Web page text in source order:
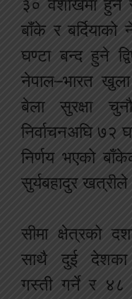
३० वैशाखमा हुने
बाँके र बर्दियाको
घण्टा बन्द हुने
नेपाल–भारत खुला
बेला सुरक्षा
निर्वाचनअघि ७२
निर्णय भएको
सुर्यबहादुर खत्रीले
सीमा क्षेत्रको
साथै दुई देशका
गस्ती गर्ने र ४८